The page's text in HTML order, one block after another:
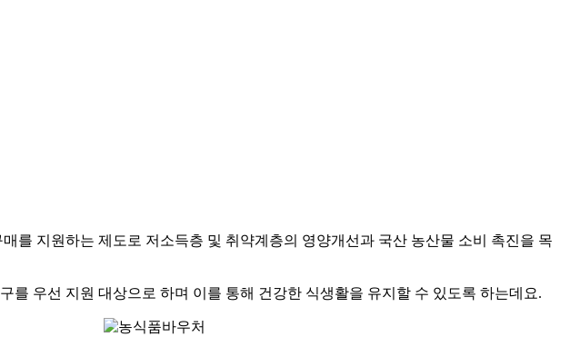
를 지원하는 제도로 저소득층 및 취약계층의 영양개선과 국산 농산물 소비 촉진을 목
를 우선 지원 대상으로 하며 이를 통해 건강한 식생활을 유지할 수 있도록 하는데요.